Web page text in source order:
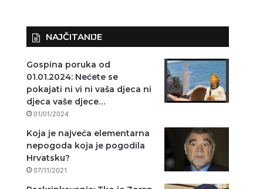
NAJČITANIJE
Gospina poruka od
01.01.2024: Nećete se
pokajati ni vi ni vaša djeca ni
djeca vaše djece…
01/01/2024
Koja je najveća elementarna
nepogoda koja je pogodila
Hrvatsku?
07/11/2021